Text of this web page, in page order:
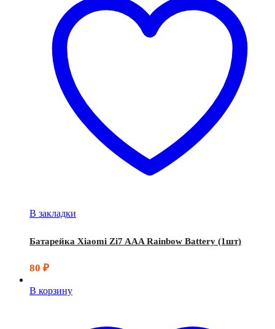
В закладки
Батарейка Xiaomi Zi7 AAA Rainbow Battery (1шт)
80 ₽
В корзину